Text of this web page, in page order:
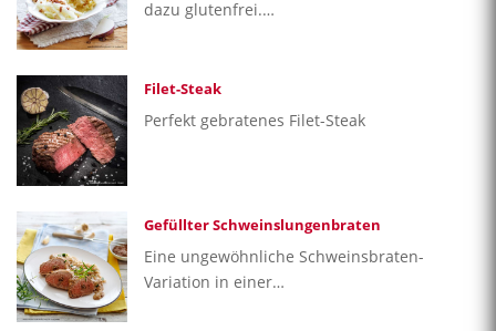
dazu glutenfrei.…
Filet-Steak
Perfekt gebratenes Filet-Steak
Gefüllter Schweinslungenbraten
Eine ungewöhnliche Schweinsbraten-
Variation in einer…